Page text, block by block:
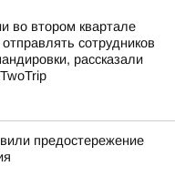
во втором квартале
сотрудников
рассказали
предостережение